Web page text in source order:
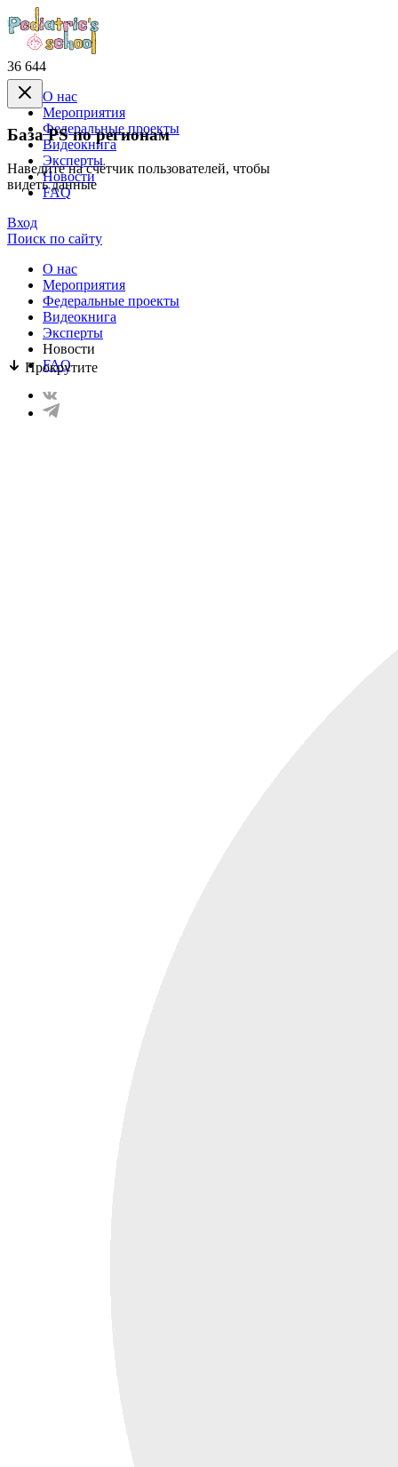
36 644
База PS по регионам
Наведите на счётчик пользователей, чтобы
видеть данные
Прокрутите
О нас
Mероприятия
Федеральные проекты
Видеокнига
Эксперты
Новости
FAQ
Вход
Поиск по сайту
О нас
Mероприятия
Федеральные проекты
Видеокнига
Эксперты
Новости
FAQ